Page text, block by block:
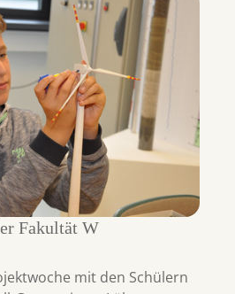
Fakultät W
mit den Schülern